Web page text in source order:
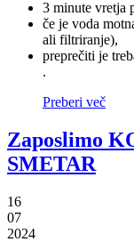
3 minute vretja
če je voda
ali filtriranje),
preprečiti je
.
Preberi več
Zaposlimo
SMETAR
16
07
2024